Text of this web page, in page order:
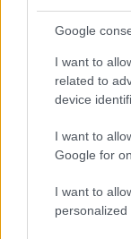
Google
I want to
related to
device
I want to
Google for
I want to
personalized
131 Canadair
φωτιάς
Βγήκαν
για τη
κίνημα
φόρος –